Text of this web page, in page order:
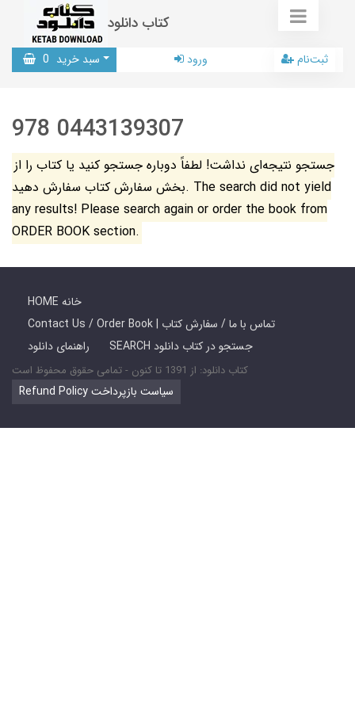
کتاب دانلود
سبد خرید 0 ورود ثبت‌نام
978 0443139307
جستجو نتیجه‌ای نداشت! لطفاً دوباره جستجو کنید یا کتاب را از
بخش سفارش کتاب سفارش دهید. The search did not yield
any results! Please search again or order the book from
ORDER BOOK section.
HOME خانه
Contact Us / Order Book | تماس با ما / سفارش کتاب
راهنمای دانلود
SEARCH جستجو در کتاب دانلود
کتاب دانلود: از 1391 تا کنون - تمامی حقوق محفوظ است
Refund Policy سیاست بازپرداخت